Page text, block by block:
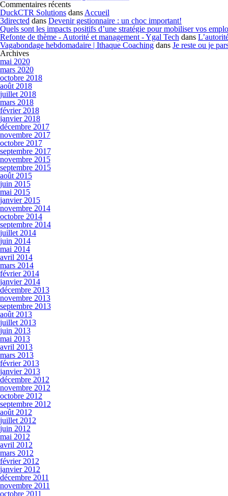
Commentaires récents
DuckCTR Solutions dans Accueil
3directed dans Devenir gestionnaire : un choc important!
Quels sont les impacts positifs d’une stratégie pour mobiliser vos
Refonte de thème - Autorité et management - Ygal Tech dans
Vagabondage hebdomadaire | Ithaque Coaching dans Je reste ou je
Archives
mai 2020
mars 2020
octobre 2018
août 2018
juillet 2018
mars 2018
février 2018
janvier 2018
décembre 2017
novembre 2017
octobre 2017
septembre 2017
novembre 2015
septembre 2015
août 2015
juin 2015
mai 2015
janvier 2015
novembre 2014
octobre 2014
septembre 2014
juillet 2014
juin 2014
mai 2014
avril 2014
mars 2014
février 2014
janvier 2014
décembre 2013
novembre 2013
septembre 2013
août 2013
juillet 2013
juin 2013
mai 2013
avril 2013
mars 2013
février 2013
janvier 2013
décembre 2012
novembre 2012
octobre 2012
septembre 2012
août 2012
juillet 2012
juin 2012
mai 2012
avril 2012
mars 2012
février 2012
janvier 2012
décembre 2011
novembre 2011
octobre 2011